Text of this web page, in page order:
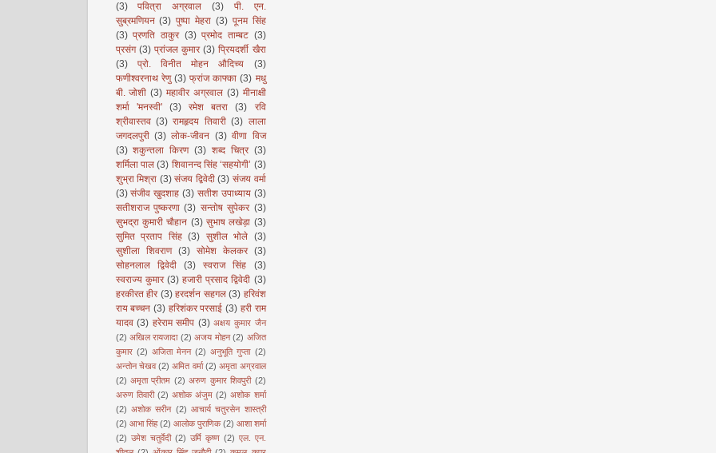
(3)
पवित्रा अग्रवाल (3)
पी. एन.
सुब्रमणियन (3) पुष्पा मेहरा (3) पूनम सिंह
(3) प्रणति ठाकुर (3) प्रमोद ताम्बट (3)
प्रसंग (3) प्रांजल कुमार (3) प्रियदर्शी खैरा
(3)
प्रो. विनीत मोहन औदिच्य
(3)
फणीश्वरनाथ रेणु (3) फ्रांज काफ्का (3) मधु
बी. जोशी (3) महावीर अग्रवाल (3) मीनाक्षी
शर्मा 'मनस्वी'
(3) रमेश बतरा (3)
रवि
श्रीवास्तव (3) रामहृदय तिवारी (3) लाला
जगदलपुरी (3) लोक-जीवन (3) वीणा विज
(3) शकुन्तला किरण (3) शब्द चित्र (3)
शर्मिला पाल (3) शिवानन्द सिंह ‘सहयोगी’ (3)
शुभ्रा मिश्रा (3) संजय द्विवेदी (3) संजय वर्मा
(3) संजीव खुदशाह (3) सतीश उपाध्याय (3)
सतीशराज पुष्करणा (3) सन्तोष सुपेकर (3)
सुभद्रा कुमारी चौहान (3) सुभाष लखेड़ा (3)
सुमित प्रताप सिंह (3) सुशील भोले (3)
सुशीला शिवराण
(3) सोमेश केलकर
(3)
सोहनलाल द्विवेदी
(3) स्वराज सिंह
(3)
स्वराज्य कुमार (3) हजारी प्रसाद द्विवेदी (3)
हरकीरत हीर (3) हरदर्शन सहगल (3) हरिवंश
राय बच्चन (3) हरिशंकर परसाई (3) हरी राम
यादव (3) हरेराम समीप (3) अक्षय कुमार जैन
(2) अखिल रायजादा (2) अजय मोहन (2) अजित
कुमार (2) अजिता मेनन (2) अनुभूति गुप्ता (2)
अन्तोन चेखव (2) अमित वर्मा (2) अमृता अग्रवाल
(2) अमृता प्रीतम (2) अरुण कुमार शिवपुरी (2)
अरुण तिवारी (2) अशोक अंजुम (2) अशोक शर्मा
(2) अशोक सरीन (2) आचार्य चतुरसेन शास्त्री
(2) आभा सिंह (2) आलोक पुराणिक (2) आशा शर्मा
(2) उमेश चतुर्वेदी (2) उर्मि कृष्ण (2) एल. एन.